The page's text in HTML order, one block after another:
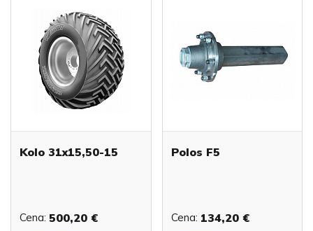
Kolo 31x15,50-15
Cena: 500,20 €
Polos F5
Cena: 134,20 €